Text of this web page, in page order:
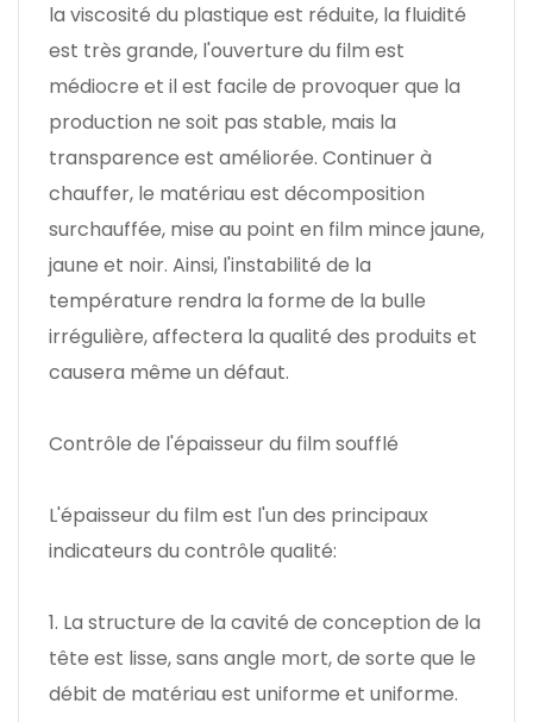
la viscosité du plastique est réduite, la fluidité
est très grande, l'ouverture du film est
médiocre et il est facile de provoquer que la
production ne soit pas stable, mais la
transparence est améliorée. Continuer à
chauffer, le matériau est décomposition
surchauffée, mise au point en film mince jaune,
jaune et noir. Ainsi, l'instabilité de la
température rendra la forme de la bulle
irrégulière, affectera la qualité des produits et
causera même un défaut.
Contrôle de l'épaisseur du film soufflé
L'épaisseur du film est l'un des principaux
indicateurs du contrôle qualité:
1. La structure de la cavité de conception de la
tête est lisse, sans angle mort, de sorte que le
débit de matériau est uniforme et uniforme.